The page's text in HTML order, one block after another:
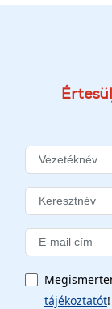
tájékoztatót!